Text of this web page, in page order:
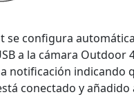
se configura
a la cámara Outdoor
notificación indicando
conectado y añadido